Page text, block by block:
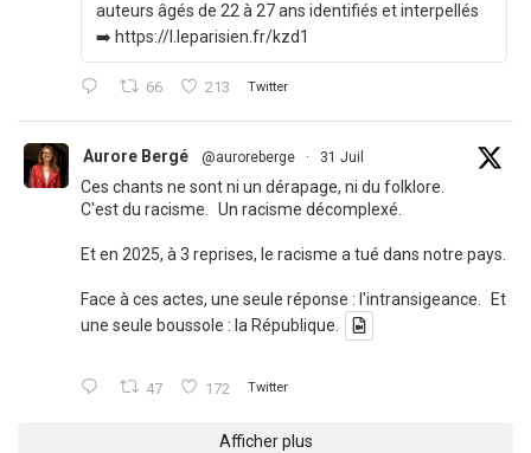
auteurs âgés de 22 à 27 ans identifiés et interpellés
➡️ https://l.leparisien.fr/kzd1
66 213 Twitter
Aurore Bergé @auroreberge · 31 Juil
Ces chants ne sont ni un dérapage, ni du folklore.
C'est du racisme. Un racisme décomplexé.
Et en 2025, à 3 reprises, le racisme a tué dans notre pays.
Face à ces actes, une seule réponse : l'intransigeance. Et
une seule boussole : la République.
47 172 Twitter
Afficher plus